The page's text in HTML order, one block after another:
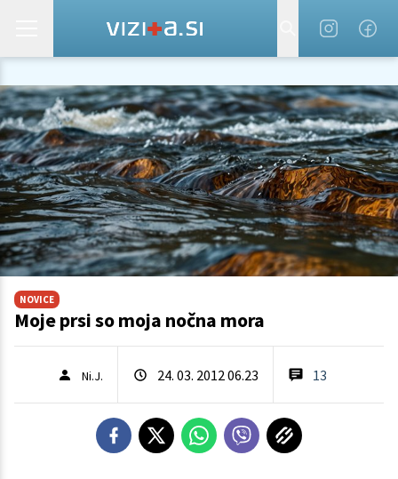
NOVICE
Moje prsi so moja nočna mora
Ni.J. 24. 03. 2012 06.23 13